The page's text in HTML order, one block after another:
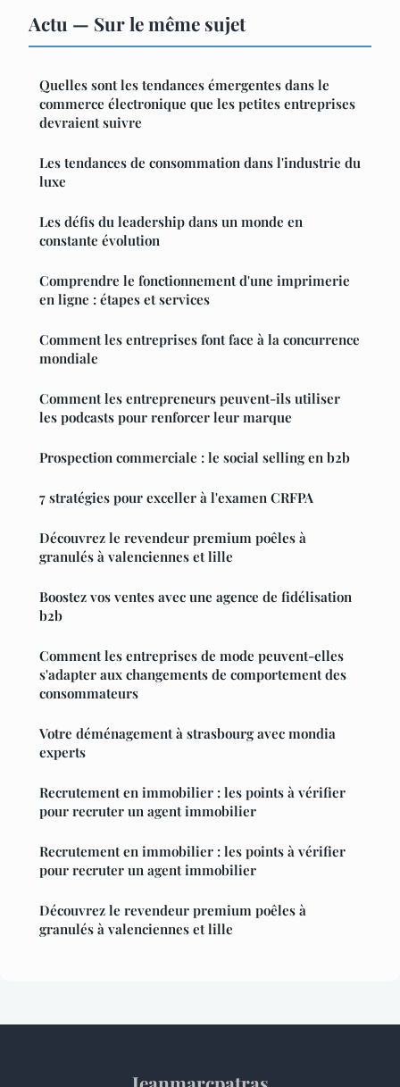
Actu — Sur le même sujet
Quelles sont les tendances émergentes dans le
commerce électronique que les petites entreprises
devraient suivre
Les tendances de consommation dans l'industrie du
luxe
Les défis du leadership dans un monde en
constante évolution
Comprendre le fonctionnement d'une imprimerie
en ligne : étapes et services
Comment les entreprises font face à la concurrence
mondiale
Comment les entrepreneurs peuvent-ils utiliser
les podcasts pour renforcer leur marque
Prospection commerciale : le social selling en b2b
7 stratégies pour exceller à l'examen CRFPA
Découvrez le revendeur premium poêles à
granulés à valenciennes et lille
Boostez vos ventes avec une agence de fidélisation
b2b
Comment les entreprises de mode peuvent-elles
s'adapter aux changements de comportement des
consommateurs
Votre déménagement à strasbourg avec mondia
experts
Recrutement en immobilier : les points à vérifier
pour recruter un agent immobilier
Recrutement en immobilier : les points à vérifier
pour recruter un agent immobilier
Découvrez le revendeur premium poêles à
granulés à valenciennes et lille